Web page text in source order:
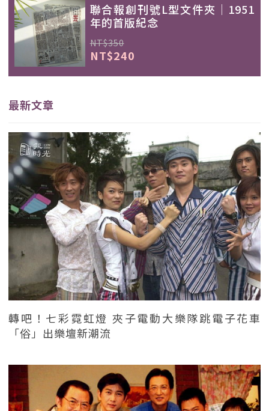
聯合報創刊號L型文件夾｜1951
年的首版紀念
NT$350
NT$240
最新文章
轉吧！七彩霓虹燈 夾子電動大樂隊跳電子花車
「俗」出樂壇新潮流